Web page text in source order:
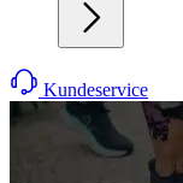
Kundeservice